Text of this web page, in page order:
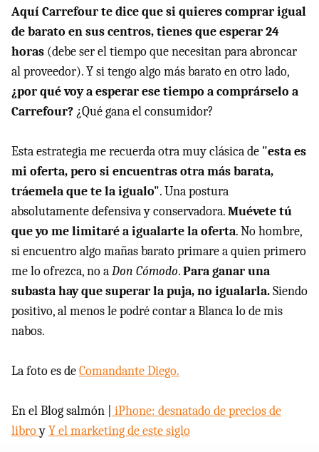
Aquí Carrefour te dice que si quieres comprar igual
de barato en sus centros, tienes que esperar 24
horas (debe ser el tiempo que necesitan para abroncar
al proveedor). Y si tengo algo más barato en otro lado,
¿por qué voy a esperar ese tiempo a comprárselo a
Carrefour? ¿Qué gana el consumidor?
Esta estrategia me recuerda otra muy clásica de "esta es
mi oferta, pero si encuentras otra más barata,
tráemela que te la igualo". Una postura
absolutamente defensiva y conservadora.Muévete tú
que yo me limitaré a igualarte la oferta. No hombre,
si encuentro algo mañas barato primare a quien primero
me lo ofrezca, no aDon Cómodo.Para ganar una
subasta hay que superar la puja, no igualarla.Siendo
positivo, al menos le podré contar a Blanca lo de mis
nabos.
La foto es deComandante Diego.
En el Blog salmón |
iPhone: desnatado de precios de
libroyY el marketing de este siglo